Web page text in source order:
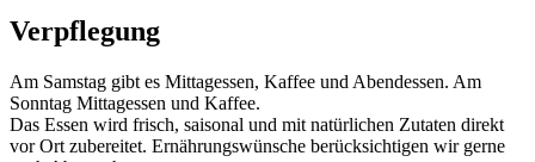
Verpflegung
Am Samstag gibt es Mittagessen, Kaffee und Abendessen. Am
Sonntag Mittagessen und Kaffee.
Das Essen wird frisch, saisonal und mit natürlichen Zutaten direkt
vor Ort zubereitet. Ernährungswünsche berücksichtigen wir gerne